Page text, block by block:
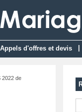
Appels d'offres et devis
2022 de